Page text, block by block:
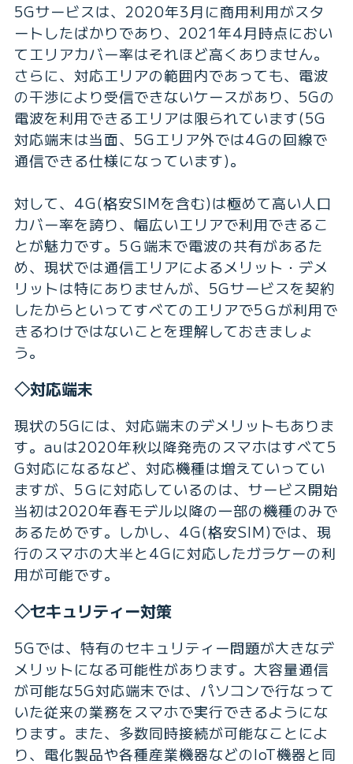
5Gサービスは、2020年3月に商用利用がスタ
ートしたばかりであり、2021年4月時点におい
てエリアカバー率はそれほど高くありません。
さらに、対応エリアの範囲内であっても、電波
の干渉により受信できないケースがあり、5Gの
電波を利用できるエリアは限られています(5G
対応端末は当面、5Gエリア外では4Gの回線で
通信できる仕様になっています)。
対して、4G(格安SIMを含む)は極めて高い人口
カバー率を誇り、幅広いエリアで利用できるこ
とが魅力です。5Ｇ端末で電波の共有があるた
め、現状では通信エリアによるメリット・デメ
リットは特にありませんが、5Gサービスを契約
したからといってすべてのエリアで5Ｇが利用で
きるわけではないことを理解しておきましょ
う。
◇対応端末
現状の5Gには、対応端末のデメリットもありま
す。auは2020年秋以降発売のスマホはすべて5
G対応になるなど、対応機種は増えていってい
ますが、5Ｇに対応しているのは、サービス開始
当初は2020年春モデル以降の一部の機種のみで
あるためです。しかし、4G(格安SIM)では、現
行のスマホの大半と4Gに対応したガラケーの利
用が可能です。
◇セキュリティー対策
5Gでは、特有のセキュリティー問題が大きなデ
メリットになる可能性があります。大容量通信
が可能な5G対応端末では、パソコンで行なって
いた従来の業務をスマホで実行できるようにな
ります。また、多数同時接続が可能なことによ
り、電化製品や各種産業機器などのIoT機器と同